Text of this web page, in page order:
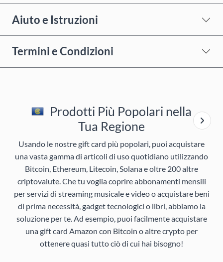
Aiuto e Istruzioni
Termini e Condizioni
Prodotti Più Popolari nella
Tua Regione
Usando le nostre gift card più popolari, puoi acquistare
una vasta gamma di articoli di uso quotidiano utilizzando
Bitcoin, Ethereum, Litecoin, Solana e oltre 200 altre
criptovalute. Che tu voglia coprire abbonamenti mensili
per servizi di streaming musicale e video o acquistare beni
di prima necessità, gadget tecnologici o libri, abbiamo la
soluzione per te. Ad esempio, puoi facilmente acquistare
una gift card Amazon con Bitcoin o altre crypto per
ottenere quasi tutto ciò di cui hai bisogno!